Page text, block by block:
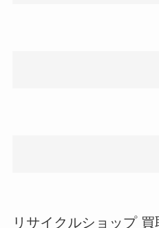
リサイクルショップ